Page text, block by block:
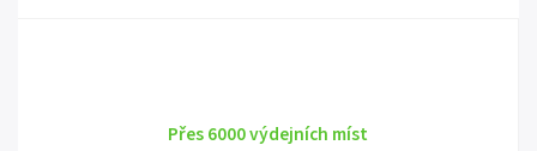
Přes 6000 výdejních míst